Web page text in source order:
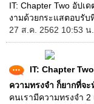
IT: Chapter Two อัป
งามด้วยกระแสตอบรับ
27 ส.ค. 2562 10:53
IT: Chapter
ความทรงจำ ก็ยากที่จ
คนเรามีความทรงจำ